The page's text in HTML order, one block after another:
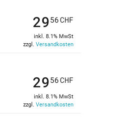
2956CHF
inkl. 8.1% MwSt
zzgl. Versandkosten
2956CHF
inkl. 8.1% MwSt
zzgl. Versandkosten